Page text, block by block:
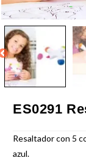
ES0291
Resaltador con 5
azul.